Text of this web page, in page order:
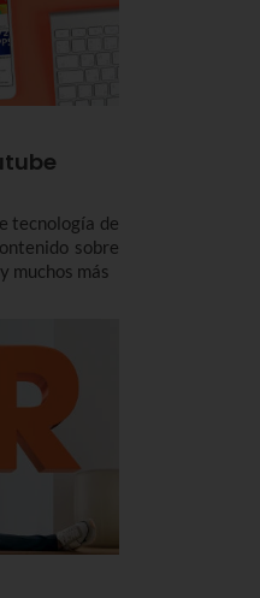
tecnología de
sobre
muchos más